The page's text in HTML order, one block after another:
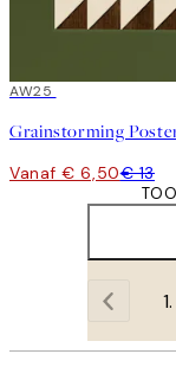
50%*
AW25
Grainstorming
Vanaf € 6,50€ 13